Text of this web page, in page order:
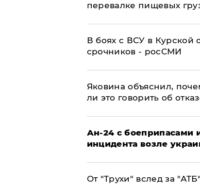
перевалке пищевых
В боях с ВСУ в Курской
срочников - росСМИ
Яковина объяснил,
ли это говорить об
Ан-24 с боеприпасами
инцидента возле
От "Трухи" вслед за